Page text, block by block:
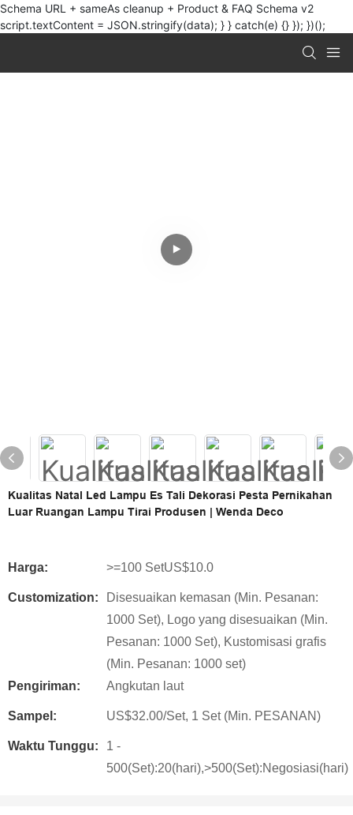
Schema URL + sameAs cleanup + Product & FAQ Schema v2
script.textContent = JSON.stringify(data); } } catch(e) {} }); })();
Kualitas Natal Led Lampu Es Tali Dekorasi Pesta Pernikahan
Luar Ruangan Lampu Tirai Produsen | Wenda Deco
Harga: >=100 SetUS$10.0
Customization:
Disesuaikan kemasan (Min. Pesanan:
1000 Set), Logo yang disesuaikan (Min.
Pesanan: 1000 Set), Kustomisasi grafis
(Min. Pesanan: 1000 set)
Pengiriman:
Angkutan laut
Sampel: US$32.00/Set, 1 Set (Min. PESANAN)
Waktu Tunggu:
1 -
500(Set):20(hari),>500(Set):Negosiasi(hari)